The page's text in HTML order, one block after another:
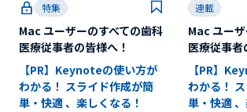
特集
Mac ユーザーのすべての歯科
医療従事者の皆様へ！
【PR】Keynoteの使い方が
わかる！ スライド作成が簡
単・快適 、楽しくなる！
連載
Mac ユー
医療従事者
【PR】
わかる！
単・快適